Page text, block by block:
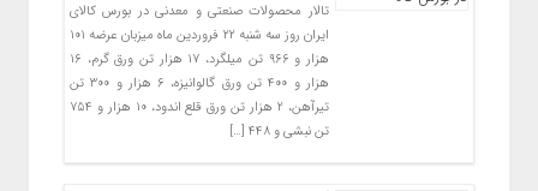
تالار محصولات صنعتی و معدنی در بورس کالای
ایران روز سه شنبه ۲۲ فروردین ماه میزبان عرضه ۱۰۱
هزار و ۹۶۶ تن میلگرد، ۱۷ هزار تن ورق گرم، ۱۶
هزار و ۴۰۰ تن ورق گالوانیزه، ۶ هزار و ۳۰۰ تن
تیرآهن، ۲ هزار تن ورق قلع اندود، ۱۰ هزار و ۷۵۴
تن نبشی و ۴۴۸ […]